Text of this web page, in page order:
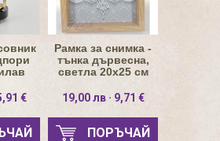
€
Рамка за снимка -
тънка дървесна,
светла 20х25 см
19,00 лв · 9,71 €
ПОРЪЧАЙ